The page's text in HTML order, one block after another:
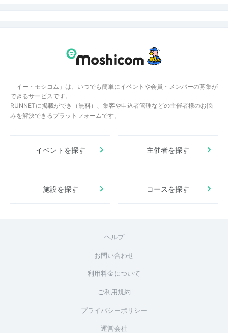
「イー・モシコム」は、いつでも簡単にイベントや会員・メンバーの募集が
できるサービスです。
RUNNETに掲載ができ（無料）、集客や申込者管理などの主催者様のお悩
みを解決できるプラットフォームです。
イベントを探す 主催者を探す
施設を探す コースを探す
ヘルプ
お問い合わせ
利用料金について
ご利用規約
プライバシーポリシー
運営会社